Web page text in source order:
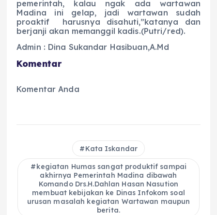
pemerintah, kalau ngak ada wartawan
Madina ini gelap, jadi wartawan sudah
proaktif harusnya disahuti,”katanya dan
berjanji akan memanggil kadis.(Putri/red).
Admin : Dina Sukandar Hasibuan,A.Md
Komentar
Komentar Anda
Kata Iskandar
kegiatan Humas sangat produktif sampai
akhirnya Pemerintah Madina dibawah
Komando Drs.H.Dahlan Hasan Nasution
membuat kebijakan ke Dinas Infokom soal
urusan masalah kegiatan Wartawan maupun
berita.